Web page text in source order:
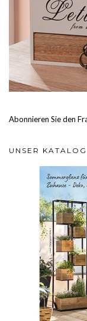
Abonnieren Sie den
UNSER KATALOG